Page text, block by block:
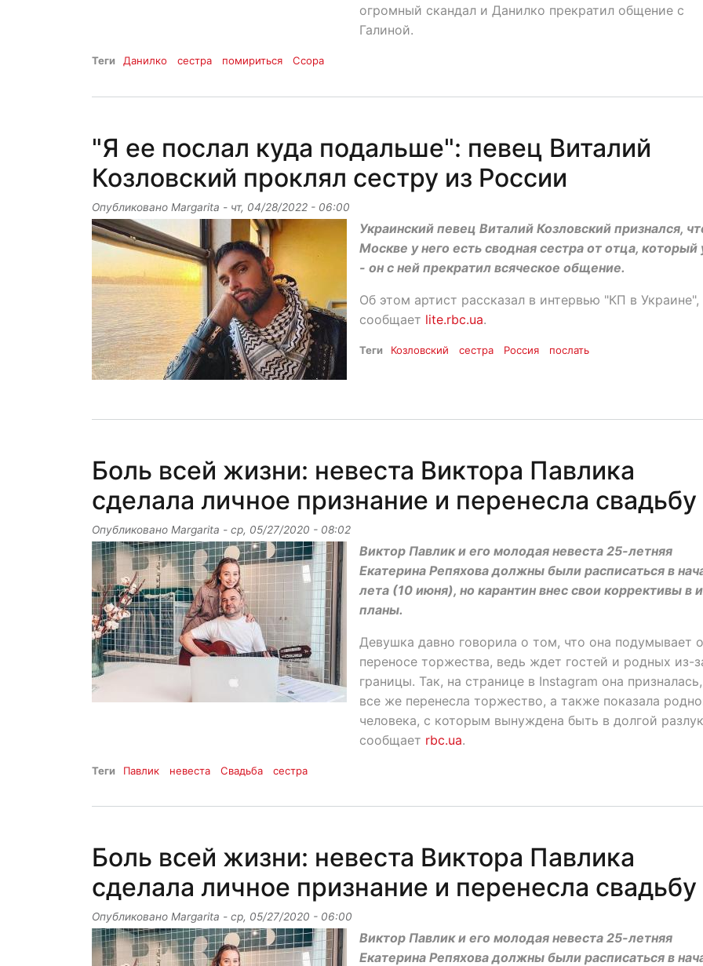
огромный скандал и Данилко прекратил общение с
Галиной.
Теги Данилко сестра помириться Ссора
"Я ее послал куда подальше": певец Виталий
Козловский проклял сестру из России
Опубликовано Margarita - чт, 04/28/2022 - 06:00
Украинский певец Виталий Козловский признался,
Москве у него есть сводная сестра от отца, который
- он с ней прекратил всяческое общение.
Об этом артист рассказал в интервью "КП в Украине",
сообщает lite.rbc.ua.
Теги Козловский сестра Россия послать
Боль всей жизни: невеста Виктора Павлика
сделала личное признание и перенесла свадьбу
Опубликовано Margarita - ср, 05/27/2020 - 08:02
Виктор Павлик и его молодая невеста 25-летняя
Екатерина Репяхова должны были расписаться в
лета (10 июня), но карантин внес свои коррективы в
планы.
Девушка давно говорила о том, что она подумывает о
переносе торжества, ведь ждет гостей и родных из-
границы. Так, на странице в Instagram она
все же перенесла торжество, а также показала
человека, с которым вынуждена быть в долгой
сообщает rbc.ua.
Теги Павлик невеста Свадьба сестра
Боль всей жизни: невеста Виктора Павлика
сделала личное признание и перенесла свадьбу
Опубликовано Margarita - ср, 05/27/2020 - 06:00
Виктор Павлик и его молодая невеста 25-летняя
Екатерина Репяхова должны были расписаться в